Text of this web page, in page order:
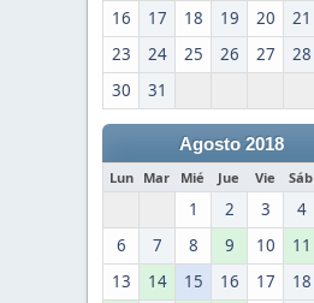
16
17 18 19 20 21
23
24 25 26 27 28
30
31
Agosto 2018
Lun Mar Mié Jue Vie Sáb
1 2 3 4
6
7 8 9 10 11
13
14 15 16 17 18